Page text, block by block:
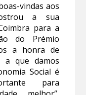
vindas aos
a sua
para a
do Prémio
a honra de
a que damos
Social é
para